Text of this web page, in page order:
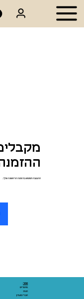
ההטבה תמומש בהזמנה הראשונה שלך.
אתר:
מאמרים
חנות
חברי מועדון